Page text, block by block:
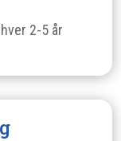
2-5 år